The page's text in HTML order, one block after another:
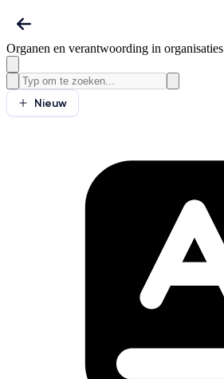
Organen en verantwoording in organisaties
Nieuw